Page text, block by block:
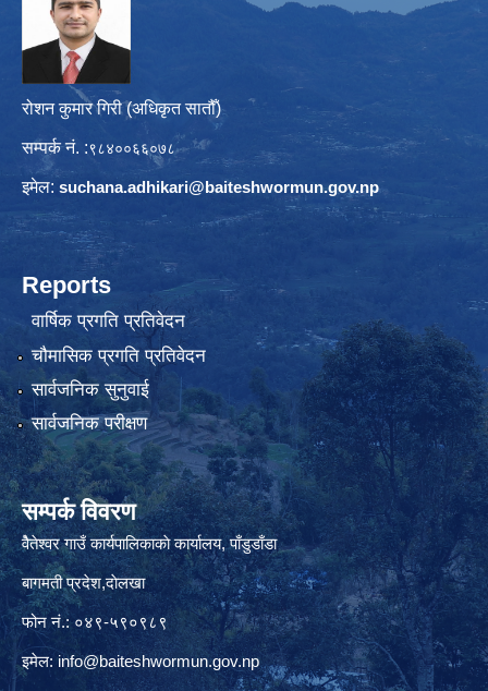
रोशन कुमार गिरी (अधिकृत सातौँ)
सम्पर्क नं. :९८४००६६०७८
इमेल: suchana.adhikari@baiteshwormun.gov.np
Reports
वार्षिक प्रगति प्रतिवेदन
चौमासिक प्रगति प्रतिवेदन
सार्वजनिक सुनुवाई
सार्वजनिक परीक्षण
सम्पर्क विवरण
वैेतेश्वर गाउँ कार्यपालिकाकाे कार्यालय, पाँडुडाँडा
बागमती‌ प्रदेश,दाेलखा
फोन नं.: ०४९-५९०९८९
इमेल: info@baiteshwormun.gov.np